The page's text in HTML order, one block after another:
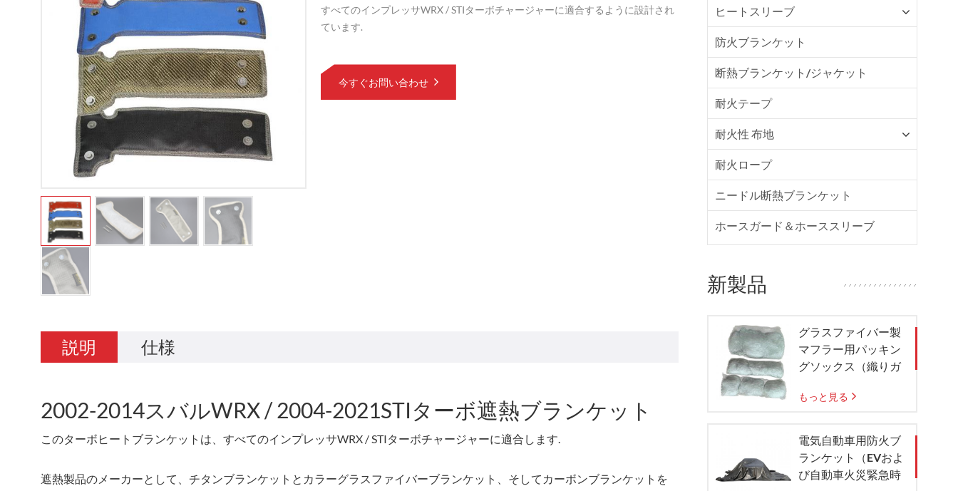
すべてのインプレッサWRX / STIターボチャージャーに適合するように設計され
ています.
今すぐお問い合わせ
説明 仕様
2002-2014スバルWRX / 2004-2021STIターボ遮熱ブランケット
このターボヒートブランケットは、すべてのインプレッサWRX / STIターボチャージャーに適合します.
遮熱製品のメーカーとして、チタンブランケットとカラーグラスファイバーブランケット、そしてカーボンブランケットを
ヒートスリーブ
防火ブランケット
断熱ブランケット/ジャケット
耐火テープ
耐火性 布地
耐火ロープ
ニードル断熱ブランケット
ホースガード＆ホーススリーブ
新製品
グラスファイバー製
マフラー用パッキン
グソックス（織りガ
付き）
もっと見る
電気自動車用防火ブ
ランケット（EVおよ
び自動車火災緊急時